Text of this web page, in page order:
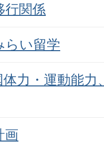
行関係
らい留学
力・運動能力
画